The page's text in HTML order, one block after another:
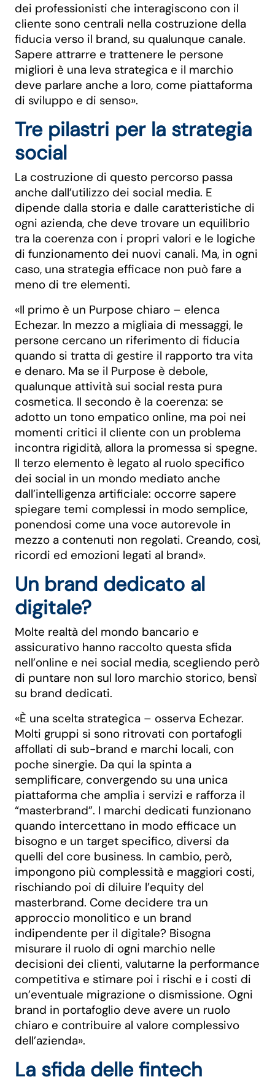
dei professionisti che interagiscono con il
cliente sono centrali nella costruzione della
fiducia verso il brand, su qualunque canale.
Sapere attrarre e trattenere le persone
migliori è una leva strategica e il marchio
deve parlare anche a loro, come piattaforma
di sviluppo e di senso».
Tre pilastri per la strategia
social
La costruzione di questo percorso passa
anche dall’utilizzo dei social media. E
dipende dalla storia e dalle caratteristiche di
ogni azienda, che deve trovare un equilibrio
tra la coerenza con i propri valori e le logiche
di funzionamento dei nuovi canali. Ma, in ogni
caso, una strategia efficace non può fare a
meno di tre elementi.
«Il primo è un Purpose chiaro – elenca
Echezar. In mezzo a migliaia di messaggi, le
persone cercano un riferimento di fiducia
quando si tratta di gestire il rapporto tra vita
e denaro. Ma se il Purpose è debole,
qualunque attività sui social resta pura
cosmetica. Il secondo è la coerenza: se
adotto un tono empatico online, ma poi nei
momenti critici il cliente con un problema
incontra rigidità, allora la promessa si spegne.
Il terzo elemento è legato al ruolo specifico
dei social in un mondo mediato anche
dall’intelligenza artificiale: occorre sapere
spiegare temi complessi in modo semplice,
ponendosi come una voce autorevole in
mezzo a contenuti non regolati. Creando, così,
ricordi ed emozioni legati al brand».
Un brand dedicato al
digitale?
Molte realtà del mondo bancario e
assicurativo hanno raccolto questa sfida
nell’online e nei social media, scegliendo però
di puntare non sul loro marchio storico, bensì
su brand dedicati.
«È una scelta strategica – osserva Echezar.
Molti gruppi si sono ritrovati con portafogli
affollati di sub-brand e marchi locali, con
poche sinergie. Da qui la spinta a
semplificare, convergendo su una unica
piattaforma che amplia i servizi e rafforza il
“masterbrand”. I marchi dedicati funzionano
quando intercettano in modo efficace un
bisogno e un target specifico, diversi da
quelli del core business. In cambio, però,
impongono più complessità e maggiori costi,
rischiando poi di diluire l’equity del
masterbrand. Come decidere tra un
approccio monolitico e un brand
indipendente per il digitale? Bisogna
misurare il ruolo di ogni marchio nelle
decisioni dei clienti, valutarne la performance
competitiva e stimare poi i rischi e i costi di
un’eventuale migrazione o dismissione. Ogni
brand in portafoglio deve avere un ruolo
chiaro e contribuire al valore complessivo
dell’azienda».
La sfida delle fintech